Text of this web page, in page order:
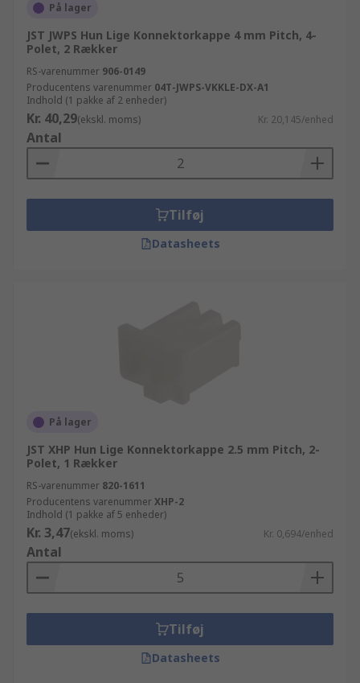
På lager
JST JWPS Hun Lige Konnektorkappe 4 mm Pitch, 4-
Polet, 2 Rækker
RS-varenummer 906-0149
Producentens varenummer 04T-JWPS-VKKLE-DX-A1
Indhold (1 pakke af 2 enheder)
Kr. 40,29(ekskl. moms) Kr. 20,145/enhed
Antal
Tilføj
Datasheets
På lager
JST XHP Hun Lige Konnektorkappe 2.5 mm Pitch, 2-
Polet, 1 Rækker
RS-varenummer 820-1611
Producentens varenummerXHP-2
Indhold (1 pakke af 5 enheder)
Kr. 3,47(ekskl. moms) Kr. 0,694/enhed
Antal
Tilføj
Datasheets